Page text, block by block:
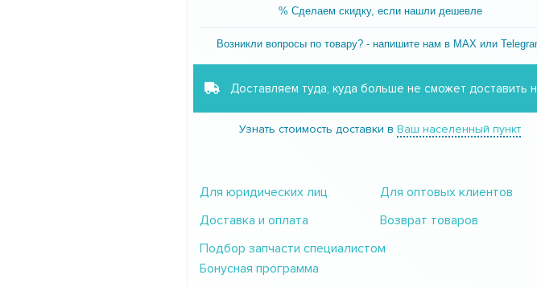
% Сделаем скидку, если нашли дешевле
Возникли вопросы по товару? - напишите нам в MAX или
Доставляем туда, куда больше не сможет доставить
Узнать стоимость доставки вВаш населенный пункт
Для юридических лиц
Для оптовых клиентов
Доставка и оплата
Возврат товаров
Подбор запчасти специалистом
Бонусная программа